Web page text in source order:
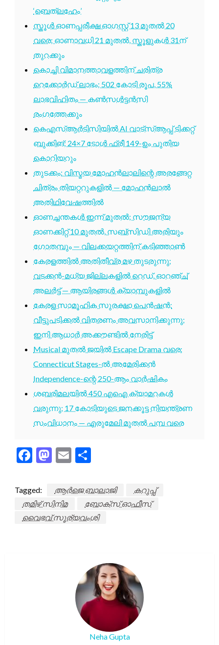
‘ബെത്‌ലഹേം’
സ്കൂൾ ഓണപ്പരീക്ഷ ഓഗസ്റ്റ് 13 മുതൽ 20
വരെ; ഓണാവധി 21 മുതൽ, സ്കൂളുകൾ 31ന്
തുറക്കും
കൊച്ചി വിമാനത്താവളത്തിന് ചരിത്ര
റെക്കോർഡ് ലാഭം; 502 കോടി രൂപ, 55%
ലാഭവിഹിതം — കൺസൾട്ടൻസി
രംഗത്തേക്കും
കെഎസ്ആർടിസിയിൽ AI വാട്സ്ആപ്പ് ടിക്കറ്റ്
ബുക്കിങ്; 24×7 ടോൾ ഫ്രീ 149-ഉം പുതിയ
കൊറിയറും
തുടക്കം: വിസ്മയ മോഹൻലാലിന്റെ അരങ്ങേറ്റ
ചിത്രം തിയറ്ററുകളിൽ — മോഹൻലാൽ
അതിഥിവേഷത്തിൽ
ഓണച്ചന്തകൾ ഇന്ന് മുതൽ; സൗജന്യ
ഓണക്കിറ്റ് 10 മുതൽ, സബ്സിഡി അരിയും
ഗോതമ്പും — വിലക്കയറ്റത്തിന് കടിഞ്ഞാൺ
കേരളത്തിൽ അതിതീവ്ര മഴ തുടരുന്നു;
വടക്കൻ-മധ്യ ജില്ലകളിൽ റെഡ്, ഓറഞ്ച്
അലർട്ട് — ആയിരങ്ങൾ ക്യാമ്പുകളിൽ
കേരള സാമൂഹിക സുരക്ഷാ പെൻഷൻ:
വീട്ടുപടിക്കൽ വിതരണം അവസാനിക്കുന്നു;
ഇനി ആധാർ അക്കൗണ്ടിൽ നേരിട്ട്
Musical മുതൽ ജയിൽ Escape Drama വരെ:
Connecticut Stages-ൽ അമേരിക്കൻ
Independence-ന്റെ 250-ആം വാർഷികം
ശബരിമലയിൽ 450 എഐ ക്യാമറകൾ
വരുന്നു; 17 കോടിയുടെ ജനക്കൂട്ട നിയന്ത്രണ
സംവിധാനം — എരുമേലി മുതൽ പമ്പ വരെ
Facebook
Mastodon
Email
Tagged: ആർജെ ബാലാജി
കറുപ്പ്
തമിഴ് സിനിമ
ബോക്സ് ഓഫീസ്
വൈഭവ് സൂര്യവംശി
Neha Gupta